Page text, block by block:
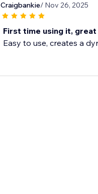
Craigbankie/ Nov 26, 2025
First time using it,
Easy to use, creates a